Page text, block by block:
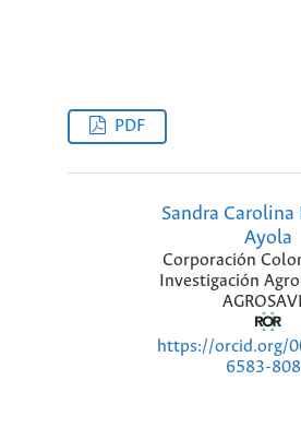
PDF
Sandra Carolina
Ayola
Corporación
Investigación
https://orcid.org/
6583-